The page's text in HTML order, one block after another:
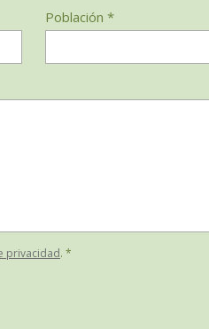
Población *
privacidad. *